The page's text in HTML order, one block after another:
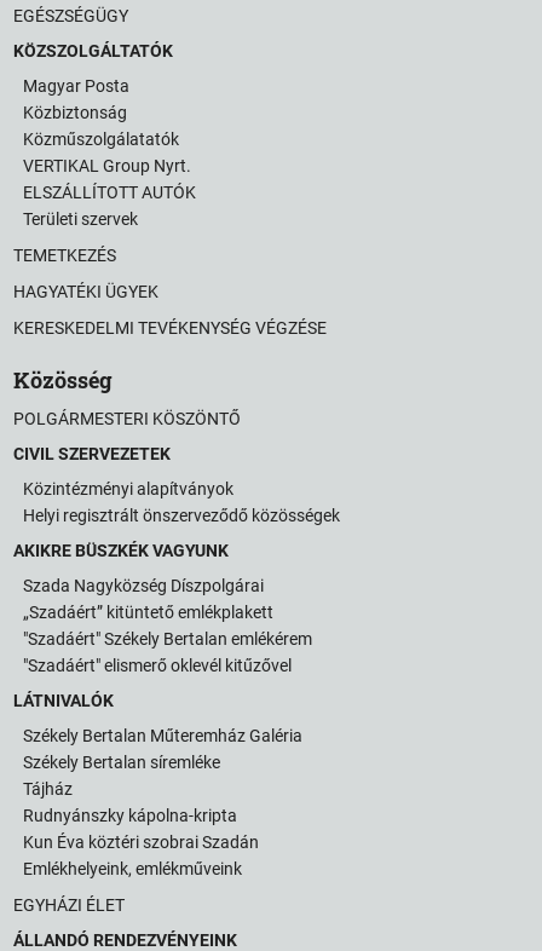
EGÉSZSÉGÜGY
KÖZSZOLGÁLTATÓK
Magyar Posta
Közbiztonság
Közműszolgálatatók
VERTIKAL Group Nyrt.
ELSZÁLLÍTOTT AUTÓK
Területi szervek
TEMETKEZÉS
HAGYATÉKI ÜGYEK
KERESKEDELMI TEVÉKENYSÉG VÉGZÉSE
Közösség
POLGÁRMESTERI KÖSZÖNTŐ
CIVIL SZERVEZETEK
Közintézményi alapítványok
Helyi regisztrált önszerveződő közösségek
AKIKRE BÜSZKÉK VAGYUNK
Szada Nagyközség Díszpolgárai
„Szadáért” kitüntető emlékplakett
"Szadáért" Székely Bertalan emlékérem
"Szadáért" elismerő oklevél kitűzővel
LÁTNIVALÓK
Székely Bertalan Műteremház Galéria
Székely Bertalan síremléke
Tájház
Rudnyánszky kápolna-kripta
Kun Éva köztéri szobrai Szadán
Emlékhelyeink, emlékműveink
EGYHÁZI ÉLET
ÁLLANDÓ RENDEZVÉNYEINK